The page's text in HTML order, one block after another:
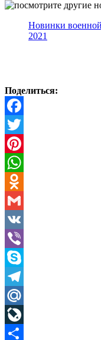
Новинки
2021
Поделиться:
Facebook
Twitter
Pinterest
WhatsApp
Odnoklassniki
Gmail
VK
Viber
Skype
Telegram
Mail.Ru
LiveJournal